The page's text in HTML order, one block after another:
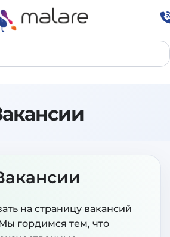
на страницу вакансий
гордимся тем, что